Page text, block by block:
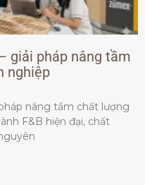
giải pháp nâng tầm
nghiệp
nâng tầm chất lượng
F&B hiện đại, chất